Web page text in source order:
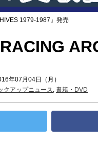
1979-1987』発売
年07月04日（月）
クアップニュース, 書籍・DVD